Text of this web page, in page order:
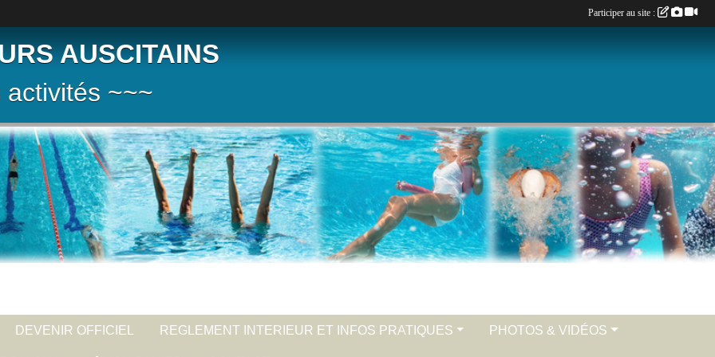
AUSCITAINS
~~~
DEVENIR OFFICIEL REGLEMENT INTERIEUR ET INFOS PRATIQUES PHOTOS & VIDÉOS
Participer au site :